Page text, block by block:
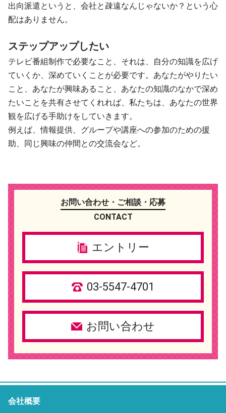
出向派遣というと、会社と疎遠なんじゃないか？という心
配はありません。
ステップアップしたい
テレビ番組制作で必要なこと、それは、自分の知識を広げ
ていくか、深めていくことが必要です。あなたがやりたい
こと、あなたが興味あること、あなたの知識のなかで深め
たいことを共有させてくれれば、私たちは、あなたの世界
観を広げる手助けをしていきます。
例えば、情報提供、グループや講座への参加のための援
助、同じ興味の仲間との交流会など。
お問い合わせ・ご相談・応募
エントリー
03-5547-4701
お問い合わせ
会社概要